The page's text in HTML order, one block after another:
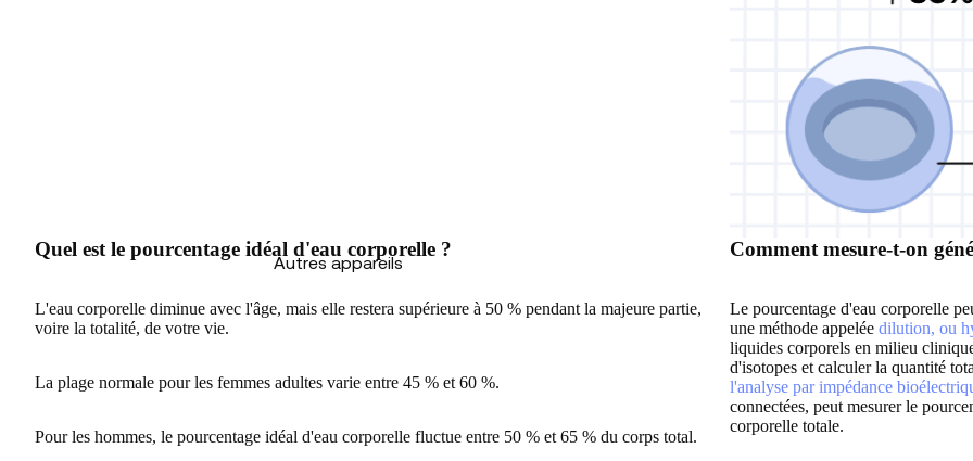
Autres appareils
Quel est le pourcentage idéal d'eau corporelle ?
L'eau corporelle diminue avec l'âge, mais elle restera supérieure à 50 % pendant la majeure partie,
voire la totalité, de votre vie.
La plage normale pour les femmes adultes varie entre 45 % et 60 %.
Pour les hommes, le pourcentage idéal d'eau corporelle fluctue entre 50 % et 65 % du corps total.
Comment mesure-t-on
Le pourcentage d'eau corporelle
une méthode appelée dilution, ou
liquides corporels en milieu
d'isotopes et calculer la quantité
l'analyse par impédance
connectées, peut mesurer le
corporelle totale.